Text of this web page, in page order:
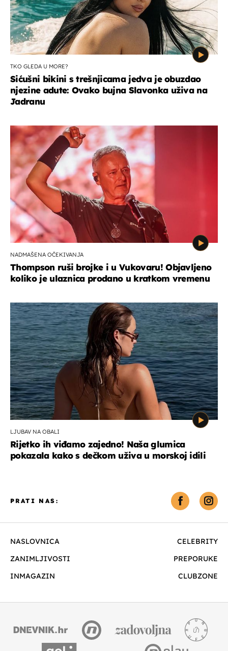
TKO GLEDA U MORE?
Sićušni bikini s trešnjicama jedva je obuzdao
njezine adute: Ovako bujna Slavonka uživa na
Jadranu
NADMAŠENA OČEKIVANJA
Thompson ruši brojke i u Vukovaru! Objavljeno
koliko je ulaznica prodano u kratkom vremenu
LJUBAV NA OBALI
Rijetko ih viđamo zajedno! Naša glumica
pokazala kako s dečkom uživa u morskoj idili
NASLOVNICA
CELEBRITY
ZANIMLJIVOSTI
PREPORUKE
INMAGAZIN
CLUBZONE
PRATI NAS: